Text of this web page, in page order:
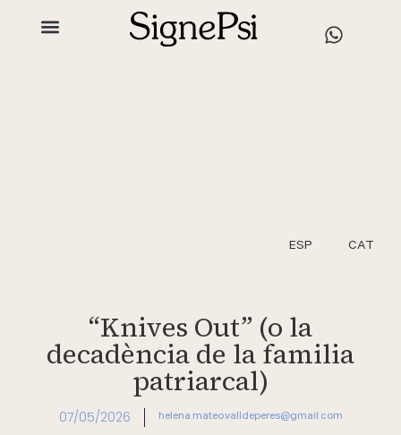
ESP CAT
“Knives Out” (o la
decadència de la familia
patriarcal)
07/05/2026 helena.mateo.valldeperes@gmail.com